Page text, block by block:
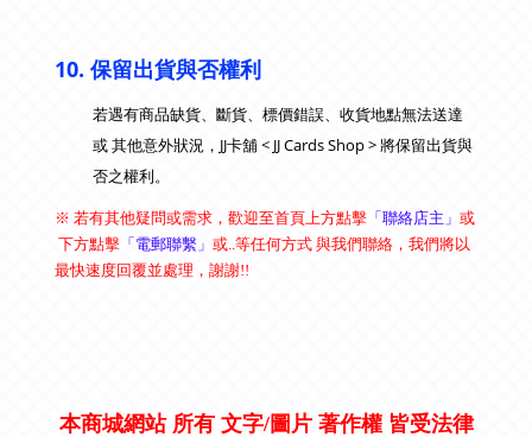
10. 保留出貨與否權利
若遇有商品缺貨、斷貨、標價錯誤、收貨地點無法送達
或 其他意外狀況， JJ卡舖 < JJ Cards Shop > 將保留出貨與
否之權利。
※ 若有其他疑問或需求，歡迎至首頁上方點擊 「聯絡店主」 或
下方點擊 「電郵聯繫」 或 ..等任何方式 與我們聯絡 ，我們將以
最快速度回覆並處理 ，謝謝!!
本商城網站 所有 文字/圖片 著作權 皆受法律